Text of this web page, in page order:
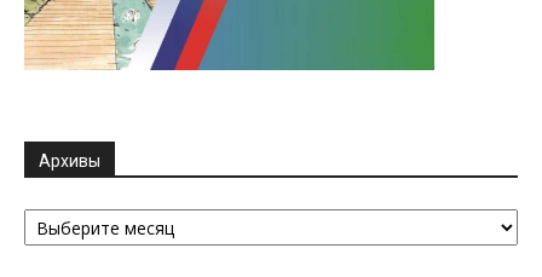
Архивы
Архивы